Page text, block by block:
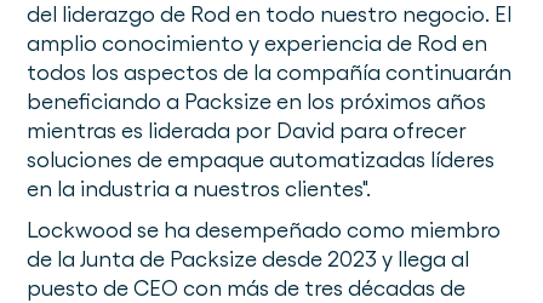
del liderazgo de Rod en todo nuestro negocio. El
amplio conocimiento y experiencia de Rod en
todos los aspectos de la compañía continuarán
beneficiando a Packsize en los próximos años
mientras es liderada por David para ofrecer
soluciones de empaque automatizadas líderes
en la industria a nuestros clientes".
Lockwood se ha desempeñado como miembro
de la Junta de Packsize desde 2023 y llega al
puesto de CEO con más de tres décadas de